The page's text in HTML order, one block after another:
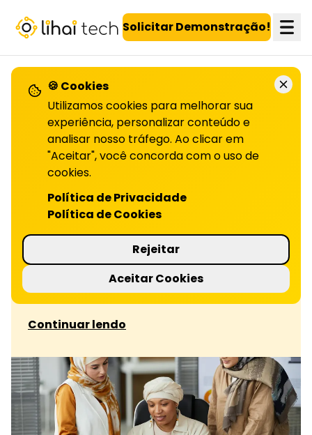
LiHai - Página inicial Solicitar Demonstração!
Confira todos os artigos!
O que é a fidelização com
Fidelize clientes com conteúdo e
recomendações personalizadas,
segmentação inteligente e comunicação
multicanal. Leia o artigo completo!
Continuar lendo
🍪 Cookies
Utilizamos cookies para melhorar sua
experiência, personalizar conteúdo e
analisar nosso tráfego. Ao clicar em
"Aceitar", você concorda com o uso de
cookies.
Política de Privacidade
Política de Cookies
Rejeitar
Aceitar Cookies